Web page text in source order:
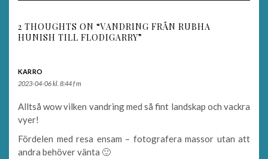
2 THOUGHTS ON “VANDRING FRÅN RUBHA
HUNISH TILL FLODIGARRY”
KARRO
2023-04-06 kl. 8:44 f m
Alltså wow vilken vandring med så fint landskap och vackra
vyer!
Fördelen med resa ensam – fotografera massor utan att
andra behöver vänta 🙂